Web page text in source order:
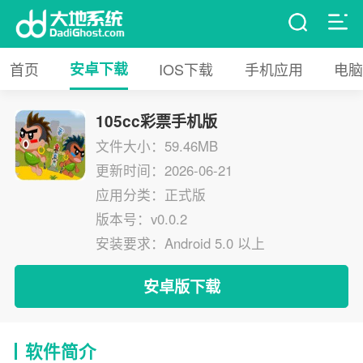
首页 安卓下载 IOS下载 手机应用 电
105cc彩票手机版
文件大小：59.46MB
更新时间：2026-06-21
应用分类：正式版
版本号：v0.0.2
安装要求：Android 5.0 以上
安卓版下载
软件简介